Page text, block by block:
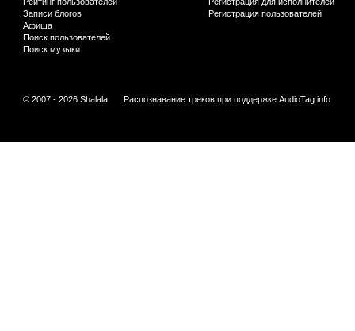
Записи блогов
Афиша
Поиск пользователей
Поиск музыки
Регистрация пользователей
© 2007 - 2026 Shalala Распознавание треков при поддержке AudioTag.info